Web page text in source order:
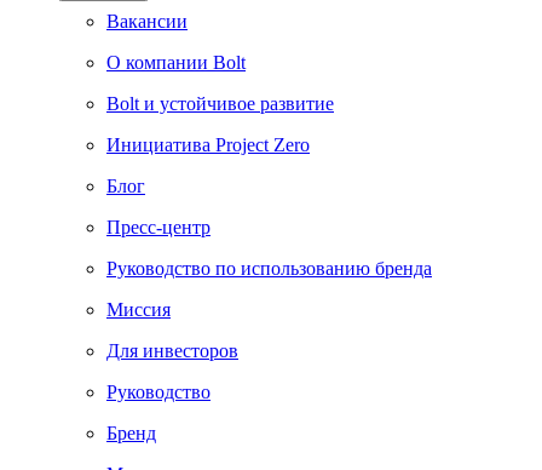
Вакансии
О компании Bolt
Bolt и устойчивое развитие
Инициатива Project Zero
Блог
Пресс-центр
Руководство по использованию бренда
Миссия
Для инвесторов
Руководство
Бренд